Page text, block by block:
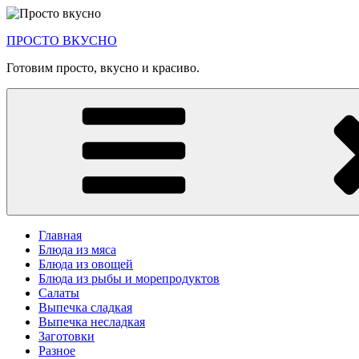
Перейти
содержимому
ПРОСТО ВКУСНО
Готовим просто, вкусно и красиво.
Главная
Блюда из мяса
Блюда из овощей
Блюда из рыбы и морепродуктов
Салаты
Выпечка сладкая
Выпечка несладкая
Заготовки
Разное